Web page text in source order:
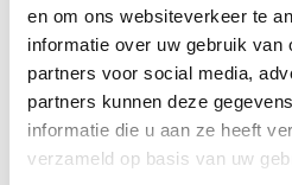
en om ons websiteverkeer te
informatie over uw gebruik van
partners voor social media,
partners kunnen deze
informatie die u aan ze heeft
verzameld op basis van uw
KVK